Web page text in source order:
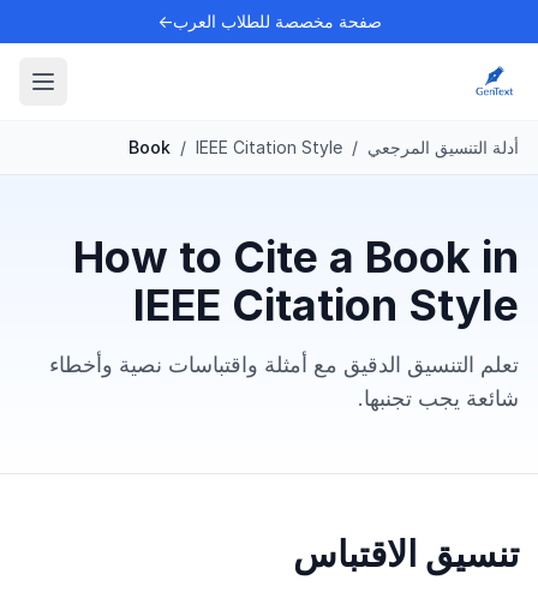
صفحة مخصصة للطلاب العرب←
أدلة التنسيق المرجعي /
IEEE Citation Style
/
Book
How to Cite a Book in
IEEE Citation Style
تعلم التنسيق الدقيق مع أمثلة واقتباسات نصية وأخطاء
شائعة يجب تجنبها.
تنسيق الاقتباس